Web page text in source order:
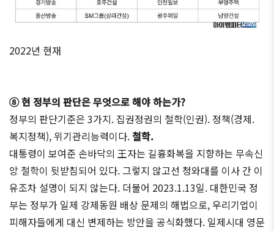
2022년 현재
⑧ 현 정부의 판단은 무엇으로 해야 하는가?
정부의 판단기준은 3가지. 집권정권의 철학(인권). 정책(경제.
복지정책), 위기관리능력이다.철학.
대통령이 보여준 손바닥의 王자는 길흉화복을 지향하는 무속신
앙 철학이 뒷받침되어 있다. 그렇지 않고선 청와대를 이사 간 이
유조차 설명이 되지 않는다. 더불어 2023.1.13일. 대한민국 정
부는 정부가 일제 강제동원 배상 문제의 해법으로, 우리기업이
피해자들에게 대신 변제하는 방안을 공식화했다. 일제시대 영문